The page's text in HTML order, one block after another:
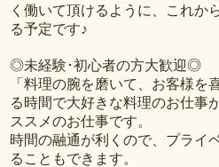
く働いて頂けるように、これか
る予定です♪
◎未経験･初心者の方大歓迎◎
「料理の腕を磨いて、お客様を
る時間で大好きな料理のお仕事
ススメのお仕事です。
時間の融通が利くので、プライ
ることもできます。